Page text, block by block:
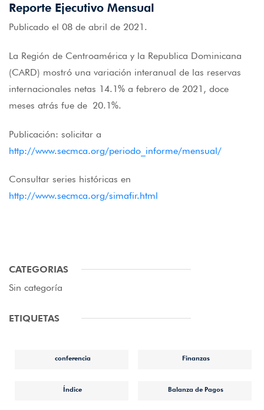
Reporte Ejecutivo Mensual
Publicado el 08 de abril de 2021.
La Región de Centroamérica y la Republica Dominicana
(CARD) mostró una variación interanual de las reservas
internacionales netas 14.1% a febrero de 2021, doce
meses atrás fue de 20.1%.
Publicación: solicitar a
http://www.secmca.org/periodo_informe/mensual/
Consultar series históricas en
http://www.secmca.org/simafir.html
CATEGORIAS
Sin categoría
ETIQUETAS
conferencia Finanzas
Índice Balanza de Pagos